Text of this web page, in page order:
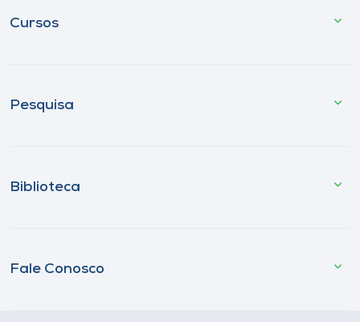
Cursos
Pesquisa
Biblioteca
Fale Conosco